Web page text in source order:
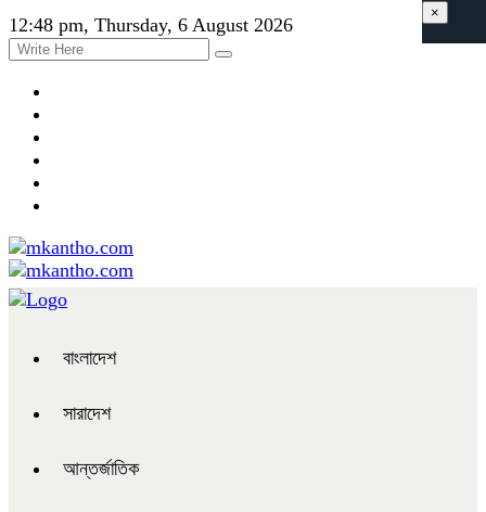
12:48 pm, Thursday, 6 August 2026
বাংলাদেশ
সারাদেশ
আন্তর্জাতিক
×